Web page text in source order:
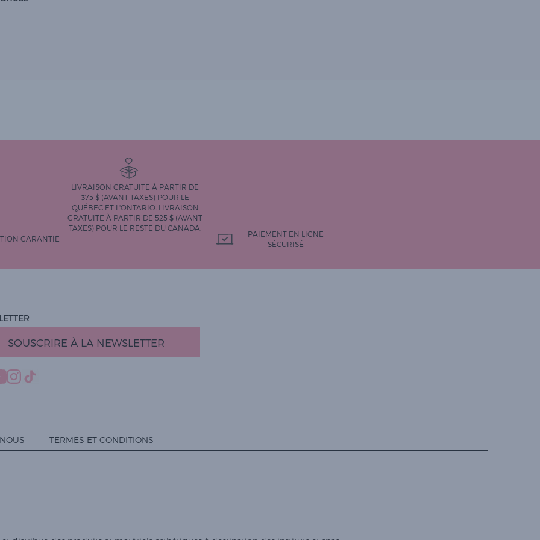
GARANTIE
LIVRAISON GRATUITE À PARTIR DE
375 $ (AVANT TAXES) POUR LE
QUÉBEC ET L'ONTARIO. LIVRAISON
GRATUITE À PARTIR DE 525 $ (AVANT
TAXES) POUR LE RESTE DU CANADA.
PAIEMENT EN LIGNE
SÉCURISÉ
SOUSCRIRE À LA NEWSLETTER
TERMES ET CONDITIONS